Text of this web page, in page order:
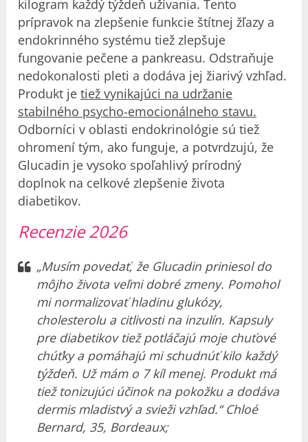
kilogram každý týždeň užívania. Tento
prípravok na zlepšenie funkcie štítnej žľazy a
endokrinného systému tiež zlepšuje
fungovanie pečene a pankreasu. Odstraňuje
nedokonalosti pleti a dodáva jej žiarivý vzhľad.
Produkt jetiež vynikajúci na udržanie
stabilného psycho-emocionálneho stavu.
Odborníci v oblasti endokrinológie sú tiež
ohromení tým, ako funguje, a potvrdzujú, že
Glucadin je vysoko spoľahlivý prírodný
doplnok na celkové zlepšenie života
diabetikov.
Recenzie 2026
„Musím povedať, že Glucadin priniesol do
môjho života veľmi dobré zmeny. Pomohol
mi normalizovať hladinu glukózy,
cholesterolu a citlivosti na inzulín. Kapsuly
pre diabetikov tiež potláčajú moje chuťové
chúťky a pomáhajú mi schudnúť kilo každý
týždeň. Už mám o 7 kíl menej. Produkt má
tiež tonizujúci účinok na pokožku a dodáva
dermis mladistvý a svieži vzhľad.“ Chloé
Bernard, 35, Bordeaux;